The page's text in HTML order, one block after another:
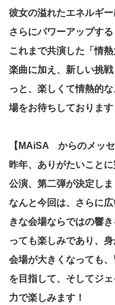
彼女の溢れたエネルギ
さらにパワーアップする
これまで共演した「情
楽曲に加え、新しい挑
っと、楽しくて情熱的
場をお待ちしております
【 MAiSA からのメッセ
昨年、ありがたいこと
公演、第二弾が決定しま
なんと今回は、さらに
きな会場ならではの響
っても楽しみであり、
会場が大きくなっても
を目指して、そしてジ
力で楽しみます！